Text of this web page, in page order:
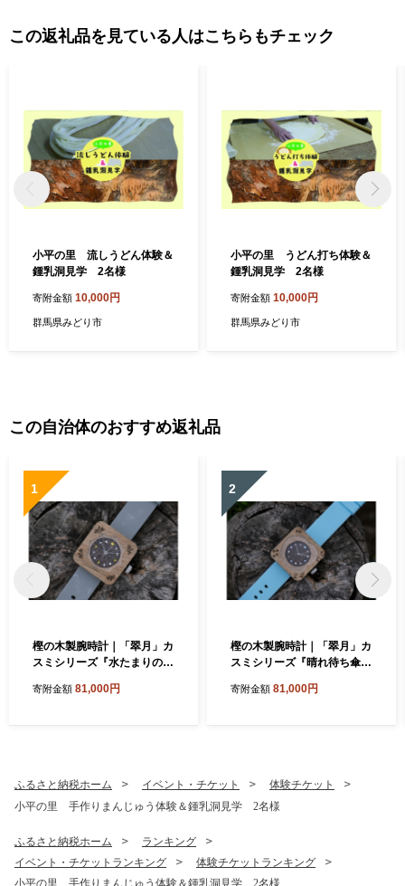
この返礼品を見ている人はこちらもチェック
小平の里 流しうどん体験＆
鍾乳洞見学 2名様
寄附金額 10,000円
群馬県みどり市
小平の里 うどん打ち体験＆
鍾乳洞見学 2名様
寄附金額 10,000円
群馬県みどり市
この自治体のおすすめ返礼品
1
樫の木製腕時計｜「翠月」カ
スミシリーズ『水たまりの
寄附金額 81,000円
2
樫の木製腕時計｜「翠月」カ
スミシリーズ『晴れ待ち傘』
寄附金額 81,000円
ふるさと納税ホーム イベント・チケット
体験チケット
小平の里 手作りまんじゅう体験＆鍾乳洞見学 2名様
ふるさと納税ホーム
ランキング
イベント・チケットランキング
体験チケットランキング